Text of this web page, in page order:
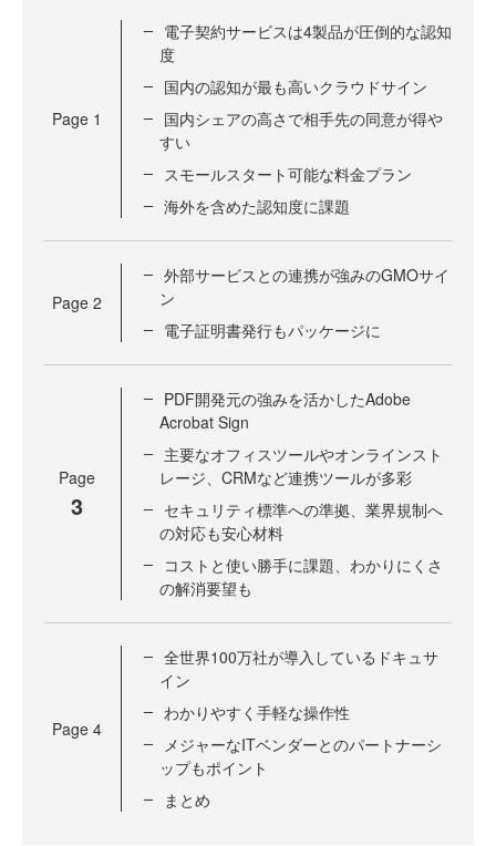
Page 1
電子契約サービスは4製品が圧倒的な認知
度
国内の認知が最も高いクラウドサイン
国内シェアの高さで相手先の同意が得や
すい
スモールスタート可能な料金プラン
海外を含めた認知度に課題
Page 2
外部サービスとの連携が強みのGMOサイ
ン
電子証明書発行もパッケージに
Page
3
PDF開発元の強みを活かしたAdobe
Acrobat Sign
主要なオフィスツールやオンラインスト
レージ、CRMなど連携ツールが多彩
セキュリティ標準への準拠、業界規制へ
の対応も安心材料
コストと使い勝手に課題、わかりにくさ
の解消要望も
Page 4
全世界100万社が導入しているドキュサ
イン
わかりやすく手軽な操作性
メジャーなITベンダーとのパートナーシ
ップもポイント
まとめ